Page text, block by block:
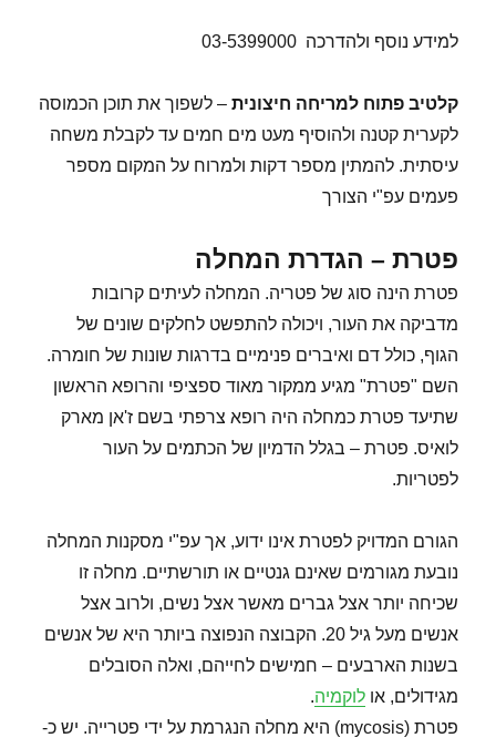
למידע נוסף ולהדרכה 03-5399000
קלטיב פתוח למריחה חיצונית – לשפוך את תוכן הכמוסה
לקערית קטנה ולהוסיף מעט מים חמים עד לקבלת משחה
עיסתית. להמתין מספר דקות ולמרוח על המקום מספר
פעמים עפ"י הצורך
פטרת – הגדרת המחלה
פטרת הינה סוג של פטריה. המחלה לעיתים קרובות
מדביקה את העור, ויכולה להתפשט לחלקים שונים של
הגוף, כולל דם ואיברים פנימיים בדרגות שונות של חומרה.
השם "פטרת" מגיע ממקור מאוד ספציפי והרופא הראשון
שתיעד פטרת כמחלה היה רופא צרפתי בשם ז'אן מארק
לואיס. פטרת – בגלל הדמיון של הכתמים על העור
לפטריות.
הגורם המדויק לפטרת אינו ידוע, אך עפ"י מסקנות המחלה
נובעת מגורמים שאינם גנטיים או תורשתיים. מחלה זו
שכיחה יותר אצל גברים מאשר אצל נשים, ולרוב אצל
אנשים מעל גיל 20. הקבוצה הנפוצה ביותר היא של אנשים
בשנות הארבעים – חמישים לחייהם, ואלה הסובלים
מגידולים, אולוקמיה.
פטרת (mycosis) היא מחלה הנגרמת על ידי פטרייה. יש כ-